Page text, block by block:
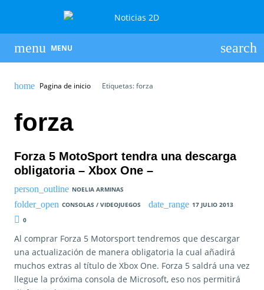
MENU
Pagina de inicio Etiquetas: forza
forza
Forza 5 MotoSport tendra una descarga
obligatoria – Xbox One –
NOELIA ARMINAS
CONSOLAS / VIDEOJUEGOS
17 JULIO 2013
0
Al comprar Forza 5 Motorsport tendremos que descargar
una actualización de manera obligatoria la cual añadirá
muchos extras al título de Xbox One. Forza 5 saldrá una vez
llegue la próxima consola de Microsoft, eso nos permitirá